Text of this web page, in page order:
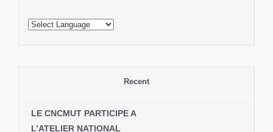
Recent
LE CNCMUT PARTICIPE A
L’ATELIER NATIONAL